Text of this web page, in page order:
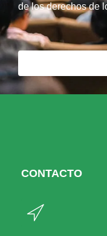
de los derechos de
CONTACTO